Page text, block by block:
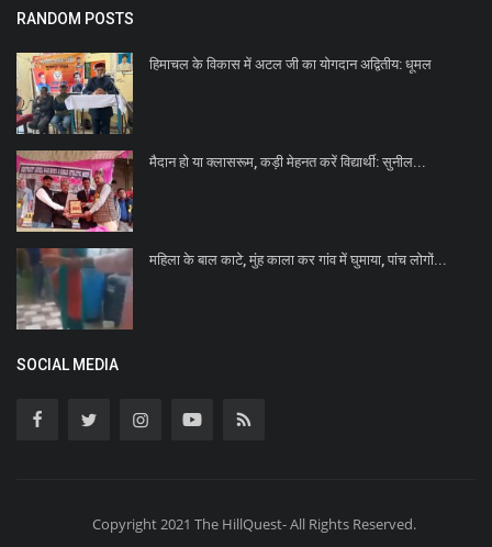
RANDOM POSTS
हिमाचल के विकास में अटल जी का योगदान अद्वितीय: धूमल
मैदान हो या क्लासरूम, कड़ी मेहनत करें विद्यार्थी: सुनील...
महिला के बाल काटे, मुंह काला कर गांव में घुमाया, पांच लोगों...
SOCIAL MEDIA
Copyright 2021 The HillQuest- All Rights Reserved.